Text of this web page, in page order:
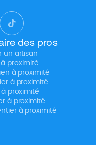
des pros
un artisan
proximité
à proximité
à proximité
à proximité
à proximité
à proximité